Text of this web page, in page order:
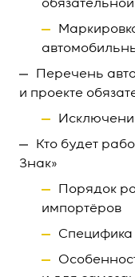
Перечень
и проекте
Кто будет
Знак»
Порядок
импортёров
Специфика